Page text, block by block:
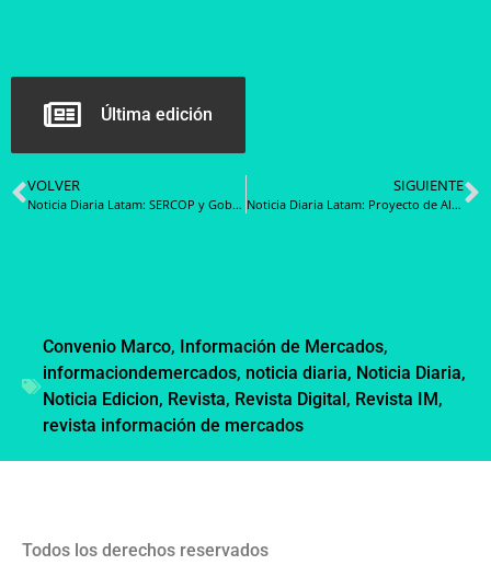
Última edición
VOLVER
Noticia Diaria Latam: SERCOP y Gobernación del Azuay establecen acuerdos para generar procesos de capacitación en contratación pública
SIGUIENTE
Noticia Diaria Latam: Proyecto de Algoritmos Éticos ya suma cuatro reconocimientos internacionales
Convenio Marco, Información de Mercados,
informaciondemercados, noticia diaria, Noticia Diaria,
Noticia Edicion, Revista, Revista Digital, Revista IM,
revista información de mercados
Todos los derechos reservados